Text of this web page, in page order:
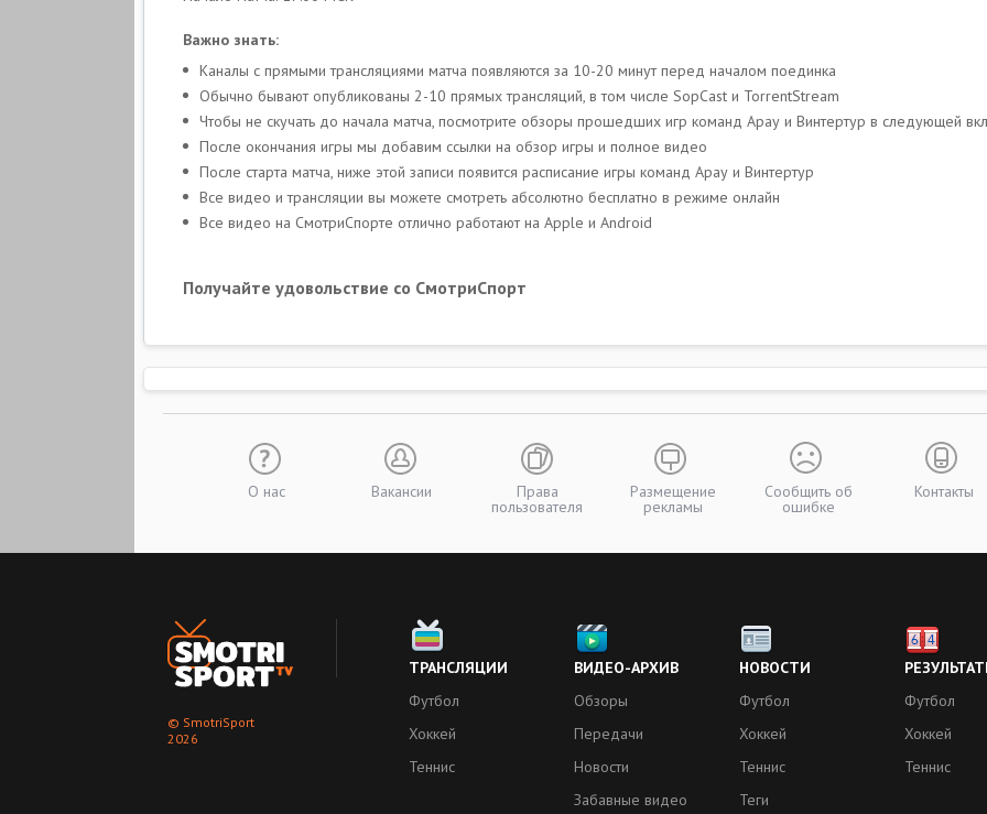
Важно знать:
Каналы с прямыми трансляциями матча появляются за 10-20 минут перед началом поединка
Обычно бывают опубликованы 2-10 прямых трансляций, в том числе SopCast и TorrentStream
Чтобы не скучать до начала матча, посмотрите обзоры прошедших игр команд Арау и Винтертур в следующей
После окончания игры мы добавим ссылки на обзор игры и полное видео
После старта матча, ниже этой записи появится расписание игры команд Арау и Винтертур
Все видео и трансляции вы можете смотреть абсолютно бесплатно в режиме онлайн
Все видео на СмотриСпорте отлично работают на Apple и Android
Получайте удовольствие со СмотриСпорт
О нас Вакансии Права
пользователя
Размещение
рекламы
Сообщить об
ошибке
Контакты
© SmotriSport
2026
ТРАНСЛЯЦИИ
Футбол
Хоккей
Теннис
ВИДЕО-АРХИВ
Обзоры
Передачи
Новости
Забавные видео
НОВОСТИ
Футбол
Хоккей
Теннис
Теги
Футбол
Хоккей
Теннис